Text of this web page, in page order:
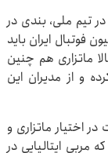
تیم ملی، بندی در
فوتبال ایران باید
ماتزاری هم چنین
و از مدیران این
که تمام‌وقت در اختیار ماتزاری و
ایتالیایی در